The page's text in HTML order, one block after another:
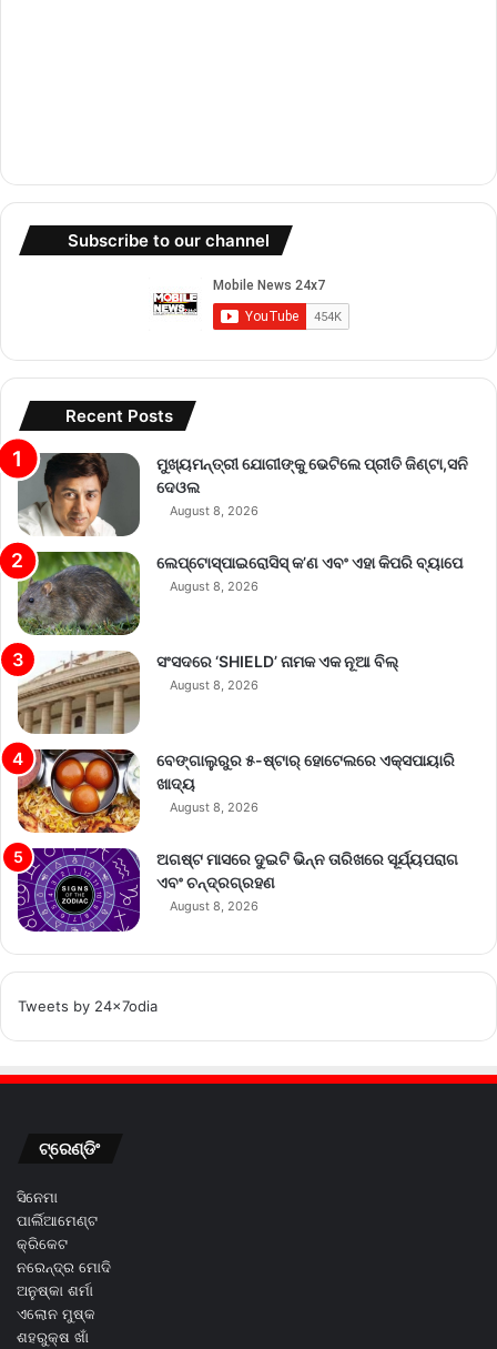
Subscribe to our channel
Recent Posts
ମୁଖ୍ୟମନ୍ତ୍ରୀ ଯୋଗୀଙ୍କୁ ଭେଟିଲେ ପ୍ରୀତି ଜିଣ୍ଟା,ସନି
ଦେଓଲ
August 8, 2026
ଲେପ୍ଟୋସ୍ପାଇରୋସିସ୍ କ’ଣ ଏବଂ ଏହା କିପରି ବ୍ୟାପେ
August 8, 2026
ସଂସଦରେ ‘SHIELD’ ନାମକ ଏକ ନୂଆ ବିଲ୍
August 8, 2026
ବେଙ୍ଗାଲୁରୁର ୫-ଷ୍ଟାର୍ ହୋଟେଲରେ ଏକ୍ସପାୟାରି
ଖାଦ୍ୟ
August 8, 2026
ଅଗଷ୍ଟ ମାସରେ ଦୁଇଟି ଭିନ୍ନ ତାରିଖରେ ସୂର୍ଯ୍ୟପରାଗ
ଏବଂ ଚନ୍ଦ୍ରଗ୍ରହଣ
August 8, 2026
Tweets by 24x7odia
ଟ୍ରେଣ୍ଡିଂ
ସିନେମା
ପାର୍ଲିଆମେଣ୍ଟ
କ୍ରିକେଟ
ନରେନ୍ଦ୍ର ମୋଦି
ଅନୁଷ୍କା ଶର୍ମା
ଏଲୋନ ମୁଷ୍କ
ଶହରୁକ୍ଷ ଖାଁ